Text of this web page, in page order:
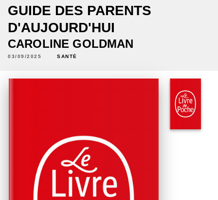
GUIDE DES PARENTS
D'AUJOURD'HUI
CAROLINE GOLDMAN
03/09/2025 SANTÉ